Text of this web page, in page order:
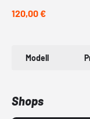
120,00 €
Modell
Shops